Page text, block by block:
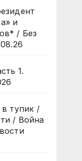
и
/ Без
1.
в тупик /
/ Война